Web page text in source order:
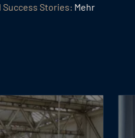
Stories: Mehr